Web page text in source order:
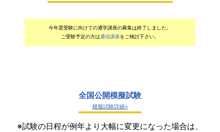
今年度受験に向けての通学講座の募集は終了しました。
ご受験予定の方は通信講座をご検討下さい。
全国公開模擬試験
模擬試験詳細
※試験の日程が例年より大幅に変更になった場合は、